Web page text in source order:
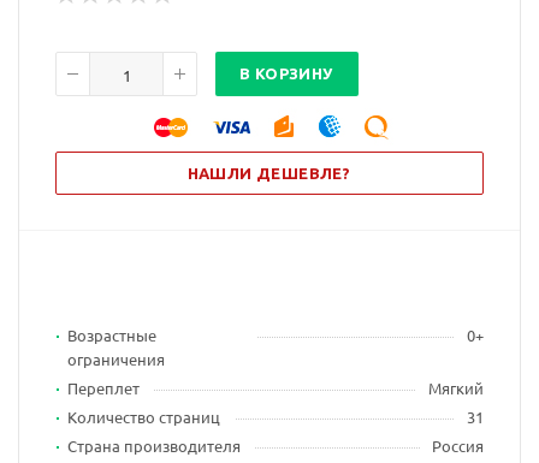
В КОРЗИНУ
НАШЛИ ДЕШЕВЛЕ?
Возрастные
ограничения
0+
Переплет
Мягкий
Количество страниц
31
Страна производителя
Россия